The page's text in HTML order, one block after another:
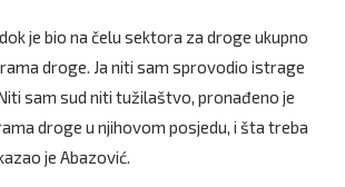
je bio na čelu sektora za droge ukupno
droge. Ja niti sam sprovodio istrage
sam sud niti tužilaštvo, pronađeno je
droge u njihovom posjedu, i šta treba
je Abazović.